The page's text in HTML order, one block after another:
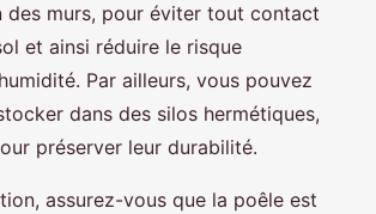
des murs, pour éviter tout contact
et ainsi réduire le risque
Par ailleurs, vous pouvez
dans des silos hermétiques,
préserver leur durabilité.
assurez-vous que la poêle est